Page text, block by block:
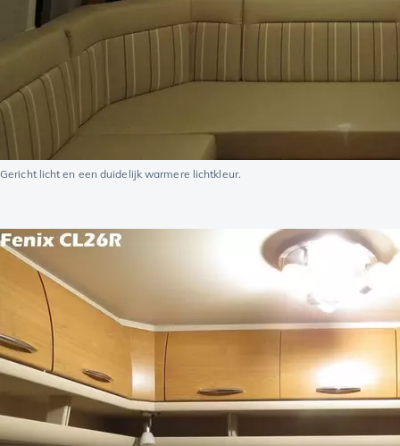
Gericht licht en een duidelijk warmere lichtkleur.